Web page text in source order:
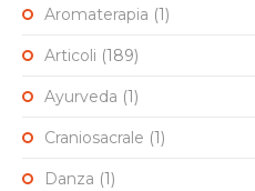
Aromaterapia (1)
Articoli (189)
Ayurveda (1)
Craniosacrale (1)
Danza (1)